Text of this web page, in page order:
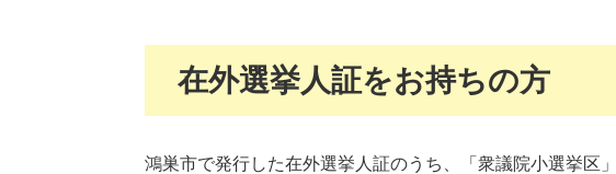
在外選挙人証をお持ちの方
鴻巣市で発行した在外選挙人証のうち、「衆議院小選挙区